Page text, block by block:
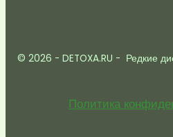
© 2026 - DETOXA.RU - Редкие
Политика